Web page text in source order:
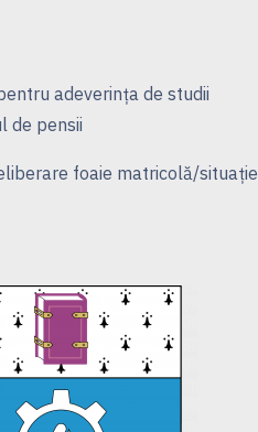
adeverința de studii
de pensii
foaie matricolă/situație